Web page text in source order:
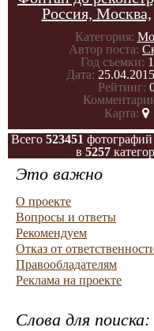
Россия, Москва,
Категория:
Автор поста:
Год съемки:
Дата:
Рейтинг:
Карта:
Всего 523451 фотографий
в 5257
Это важно
О проекте
Вопросы и ответы
Рекомендуем
Отказ от
Правообладателям
Реклама на проекте
Слова для поиска: